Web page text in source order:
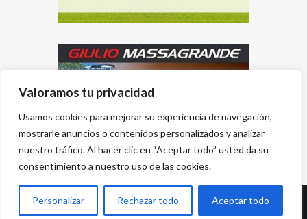
Valoramos tu privacidad
Usamos cookies para mejorar su experiencia de navegación,
mostrarle anuncios o contenidos personalizados y analizar
nuestro tráfico. Al hacer clic en “Aceptar todo” usted da su
consentimiento a nuestro uso de las cookies.
Personalizar Rechazar todo Aceptar todo
Desarrollado por